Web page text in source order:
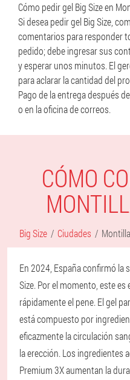
Cómo pedir gel Big Size en
Si desea pedir gel Big Size,
comentarios para responder
pedido; debe ingresar sus
y esperar unos minutos. El
para aclarar la cantidad del
Pago de la entrega después
o en la oficina de correos.
CÓMO
Big Size Ciudades Montilla
En 2024, España confirmó la
Size. Por el momento, este
rápidamente el pene. El gel
está compuesto por
eficazmente la circulación
la erección. Los ingredientes
Premium 3X aumentan la